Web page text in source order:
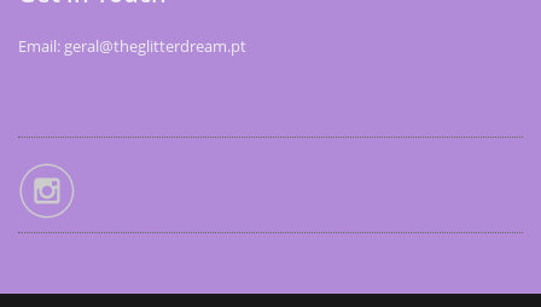
Email: geral@theglitterdream.pt